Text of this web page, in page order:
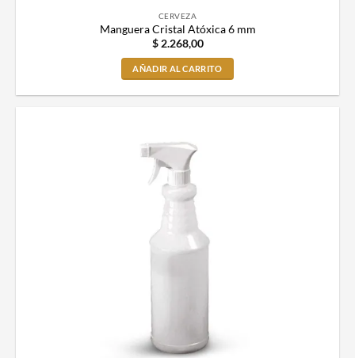
CERVEZA
Manguera Cristal Atóxica 6 mm
$2.268,00
AÑADIR AL CARRITO